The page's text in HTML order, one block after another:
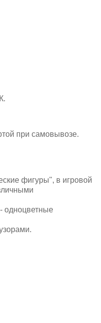
при самовывозе.
фигуры", в игровой
одноцветные